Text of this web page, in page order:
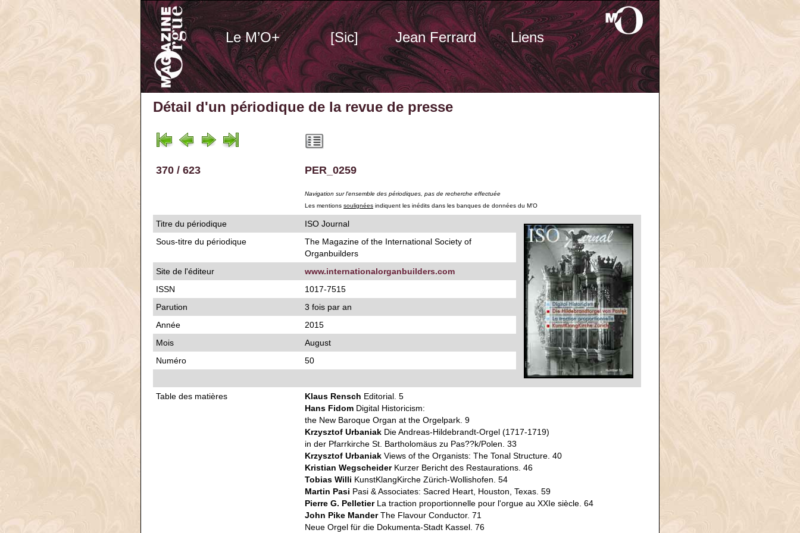
Le M’O+ [Sic] Jean Ferrard Liens
Détail d'un périodique de la revue de presse
370 / 623 PER_0259
Navigation sur l'ensemble des périodiques, pas de recherche effectuée
Les mentions soulignées indiquent les inédits dans les banques de données du M'O
Titre du périodique
ISO Journal
Sous-titre du périodique
The Magazine of the International Society of
Organbuilders
Site de l'éditeur
www.internationalorganbuilders.com
ISSN
1017-7515
Parution
3 fois par an
Année
2015
Mois
August
Numéro
50
Table des matières Klaus Rensch Editorial. 5
Hans Fidom Digital Historicism:
the New Baroque Organ at the Orgelpark. 9
Krzysztof Urbaniak Die Andreas-Hildebrandt-Orgel (1717-1719)
in der Pfarrkirche St. Bartholomäus zu Pas??k/Polen. 33
Krzysztof Urbaniak Views of the Organists: The Tonal Structure. 40
Kristian WegscheiderKurzer Bericht des Restaurations. 46
Tobias Willi KunstKlangKirche Zürich-Wollishofen. 54
Martin Pasi Pasi & Associates: Sacred Heart, Houston, Texas. 59
Pierre G. PelletierLa traction proportionnelle pour l'orgue au XXIe siècle. 64
John Pike ManderThe Flavour Conductor. 71
Neue Orgel für die Dokumenta-Stadt Kassel. 76